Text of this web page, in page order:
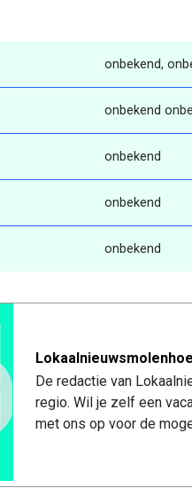
onbekend,
onbekend
onbekend
onbekend
onbekend
De redactie van
regio. Wil je zelf een
met ons op voor de